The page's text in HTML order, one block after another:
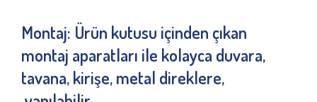
Montaj: Ürün kutusu içinden çıkan
montaj aparatları ile kolayca duvara,
tavana, kirişe, metal direklere,